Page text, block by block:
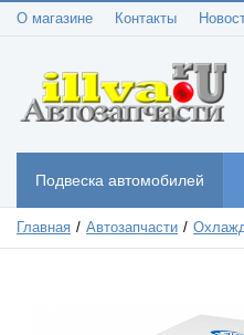
О магазине Контакты
Подвеска автомобилей
Главная Автозапчасти